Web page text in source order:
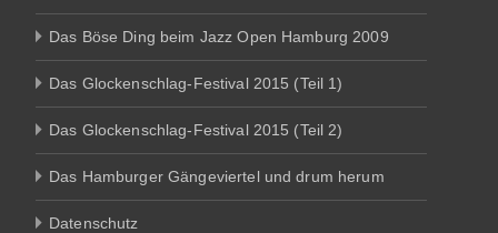
Das Böse Ding beim Jazz Open Hamburg 2009
Das Glockenschlag-Festival 2015 (Teil 1)
Das Glockenschlag-Festival 2015 (Teil 2)
Das Hamburger Gängeviertel und drum herum
Datenschutz